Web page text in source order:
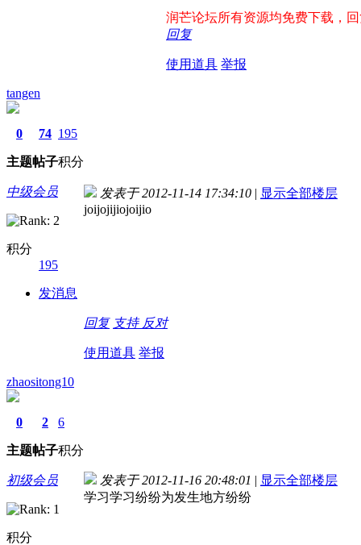
润芒论坛所有资源均免费下载，
回复
使用道具 举报
tangen
0
主题
74
帖子
195
积分
中级会员
积分
195
发消息
发表于 2012-11-14 17:34:10 | 显示全部楼层
joijojijiojoijio
回复 支持 反对
使用道具 举报
zhaositong10
0
主题
2
帖子
6
积分
初级会员
积分
发表于 2012-11-16 20:48:01 | 显示全部楼层
学习学习纷纷为发生地方纷纷